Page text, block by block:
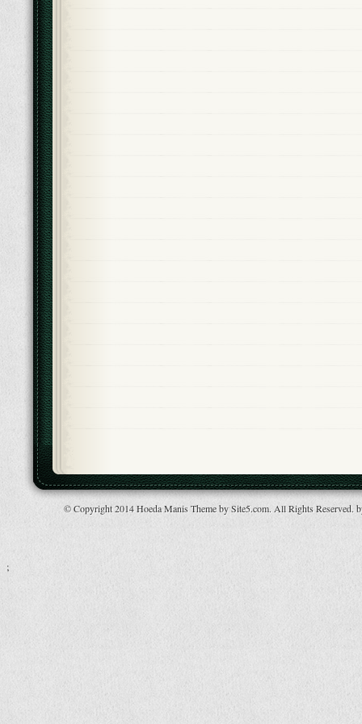
© Copyright 2014 Hoeda Manis Theme by Site5.com. All Rights Reserved.
;